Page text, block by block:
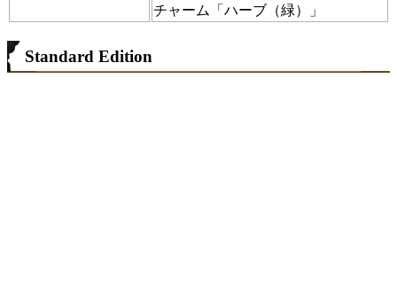
チャーム「ハーブ（緑）」
Standard Edition